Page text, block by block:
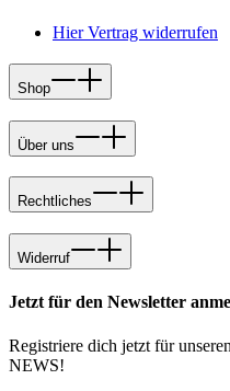
Hier Vertrag widerrufen
Shop
Über uns
Rechtliches
Widerruf
Jetzt für den Newsletter
Registriere dich jetzt für
NEWS!